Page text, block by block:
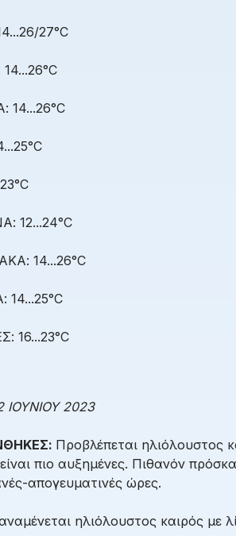
27°C
14...26°C
12...24°C
14...26°C
16...23°C
2023
Προβλέπεται ηλιόλουστος
πιο αυξημένες. Πιθανόν
απογευματινές ώρες.
ηλιόλουστος καιρός με